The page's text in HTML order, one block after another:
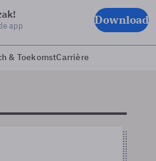
app Download
& ToekomstCarrière